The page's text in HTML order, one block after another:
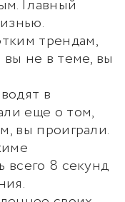
Главный
трендам,
не в теме, вы
в
еще о том,
вы проиграли.
всего 8 секунд